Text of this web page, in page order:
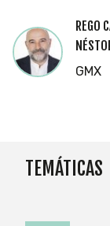
REGO
GMX
TEMÁTICAS